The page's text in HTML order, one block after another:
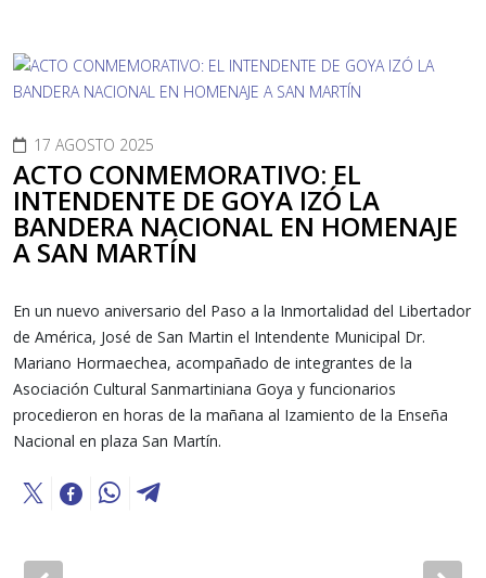
17 AGOSTO 2025
ACTO CONMEMORATIVO: EL
INTENDENTE DE GOYA IZÓ LA
BANDERA NACIONAL EN HOMENAJE
A SAN MARTÍN
En un nuevo aniversario del Paso a la Inmortalidad del Libertador
de América, José de San Martin el Intendente Municipal Dr.
Mariano Hormaechea, acompañado de integrantes de la
Asociación Cultural Sanmartiniana Goya y funcionarios
procedieron en horas de la mañana al Izamiento de la Enseña
Nacional en plaza San Martín.